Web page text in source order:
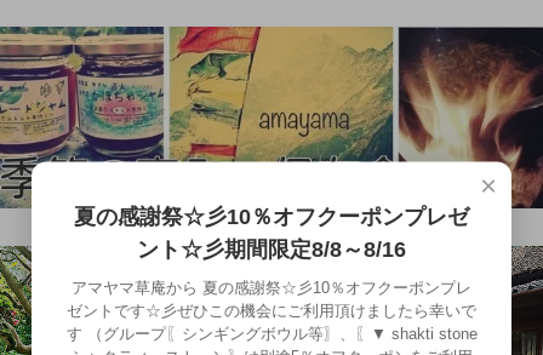
×
夏の感謝祭☆彡10％オフクーポンプレゼ
ント☆彡期間限定8/8～8/16
アマヤマ草庵から 夏の感謝祭☆彡10％オフクーポンプレ
ゼントです☆彡ぜひこの機会にご利用頂けましたら幸いで
す （グループ〖シンギングボウル等〗、〖▼ shakti stone